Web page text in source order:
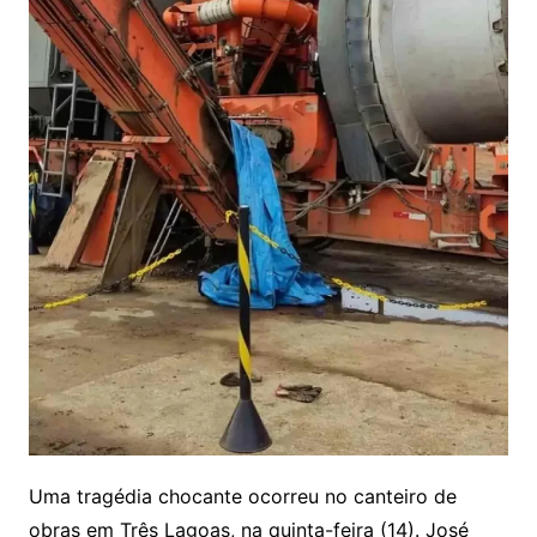
Uma tragédia chocante ocorreu no canteiro de
obras em Três Lagoas, na quinta-feira (14). José